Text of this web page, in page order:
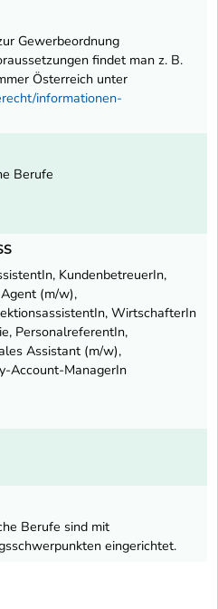
Gewerbeordnung
findet man z. B.
Österreich unter
informationen-
Berufe
KundenbetreuerIn,
(m/w),
WirtschafterIn
PersonalreferentIn,
Assistant (m/w),
Account-ManagerIn
Link
Berufe sind mit
eingerichtet.